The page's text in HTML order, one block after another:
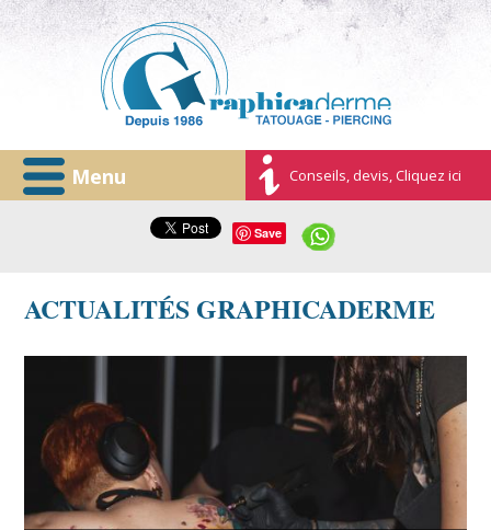
Menu Conseils, devis, Cliquez ici
Save
ACTUALITÉS GRAPHICADERME